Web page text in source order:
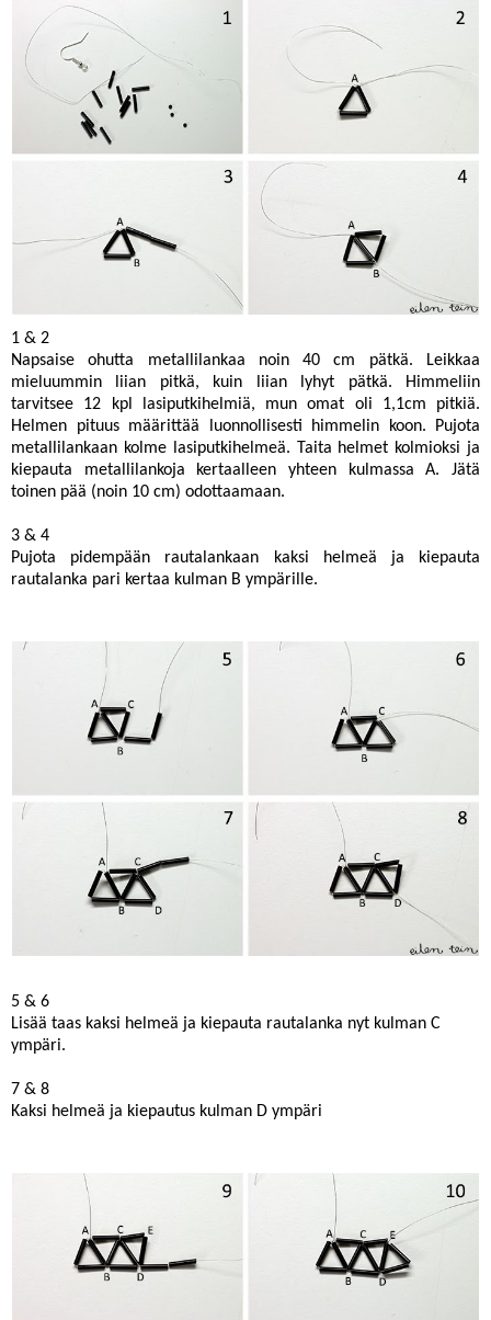
1 & 2
Napsaise ohutta metallilankaa noin 40 cm pätkä. Leikkaa
mieluummin liian pitkä, kuin liian lyhyt pätkä. Himmeliin
tarvitsee 12 kpl lasiputkihelmiä, mun omat oli 1,1cm pitkiä.
Helmen pituus määrittää luonnollisesti himmelin koon. Pujota
metallilankaan kolme lasiputkihelmeä. Taita helmet kolmioksi ja
kiepauta metallilankoja kertaalleen yhteen kulmassa A. Jätä
toinen pää (noin 10 cm) odottaamaan.
3 & 4
Pujota pidempään rautalankaan kaksi helmeä ja kiepauta
rautalanka pari kertaa kulman B ympärille.
5 & 6
Lisää taas kaksi helmeä ja kiepauta rautalanka nyt kulman C
ympäri.
7 & 8
Kaksi helmeä ja kiepautus kulman D ympäri